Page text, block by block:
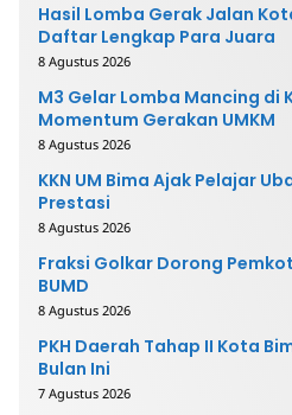
Hasil Lomba Gerak Jalan
Daftar Lengkap Para Juara
8 Agustus 2026
M3 Gelar Lomba Mancing di
Momentum Gerakan UMKM
8 Agustus 2026
KKN UM Bima Ajak Pelajar
Prestasi
8 Agustus 2026
Fraksi Golkar Dorong
BUMD
8 Agustus 2026
PKH Daerah Tahap II Kota
Bulan Ini
7 Agustus 2026